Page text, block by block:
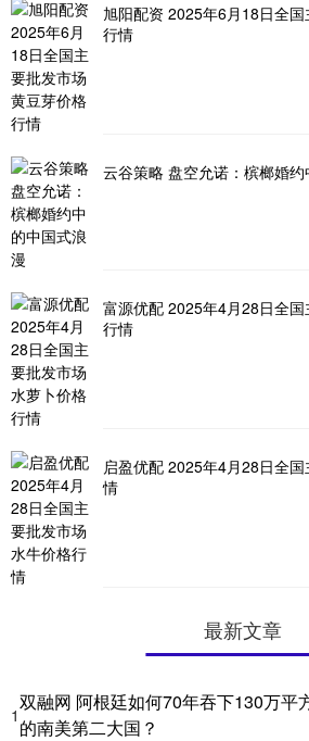
旭阳配资 2025年6月18日全
行情
云谷策略 盘空允诺：槟榔婚
富源优配 2025年4月28日全
行情
启盈优配 2025年4月28日全
情
最新文章
1
双融网 阿根廷如何70年吞下130万平
的南美第二大国？